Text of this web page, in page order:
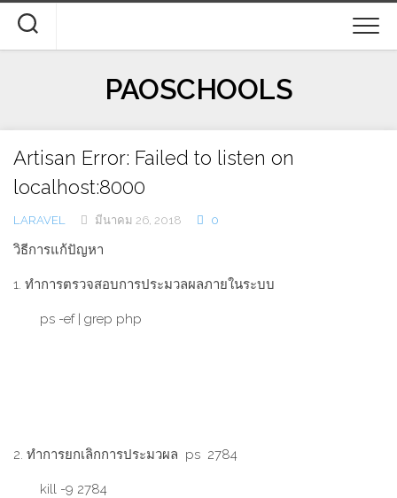
content
PAOSCHOOLS
Artisan Error: Failed to listen on
localhost:8000
LARAVEL มีนาคม 26, 2018 0
วิธีการแก้ปัญหา
1. ทำการตรวจสอบการประมวลผลภายในระบบ
ps -ef | grep php
2. ทำการยกเลิกการประมวผล ps 2784
kill -9 2784